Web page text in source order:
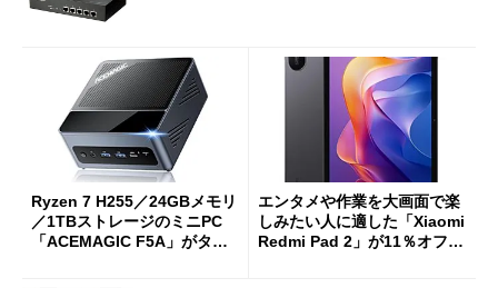
Ryzen 7 H255／24GBメモリ
／1TBストレージのミニPC
「ACEMAGIC F5A」がタイ
エンタメや作業を大画面で楽
しみたい人に適した「Xiaomi
Redmi Pad 2」が11％オフの